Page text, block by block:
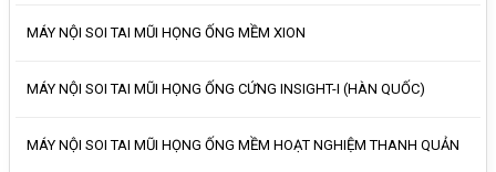
MÁY NỘI SOI TAI MŨI HỌNG ỐNG MỀM XION
MÁY NỘI SOI TAI MŨI HỌNG ỐNG CỨNG INSIGHT-I (HÀN QUỐC)
MÁY NỘI SOI TAI MŨI HỌNG ỐNG MỀM HOẠT NGHIỆM THANH QUẢN